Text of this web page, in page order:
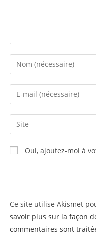
Enter
your
name
comment
Enter
your
email
address
comment
Saisir
l’URL
de
votre
Oui, ajoutez-moi à
Ce site utilise Akismet
savoir plus sur la façon
commentaires sont